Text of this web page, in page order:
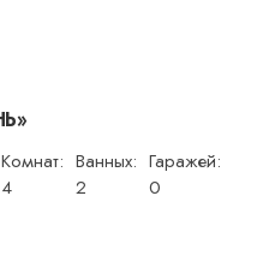
Комнат:
4
Ванных:
2
Гаражей:
0